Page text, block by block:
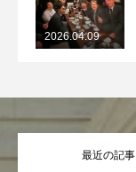
ソリューション
お問い合わ
2026.04.09
最近の記事